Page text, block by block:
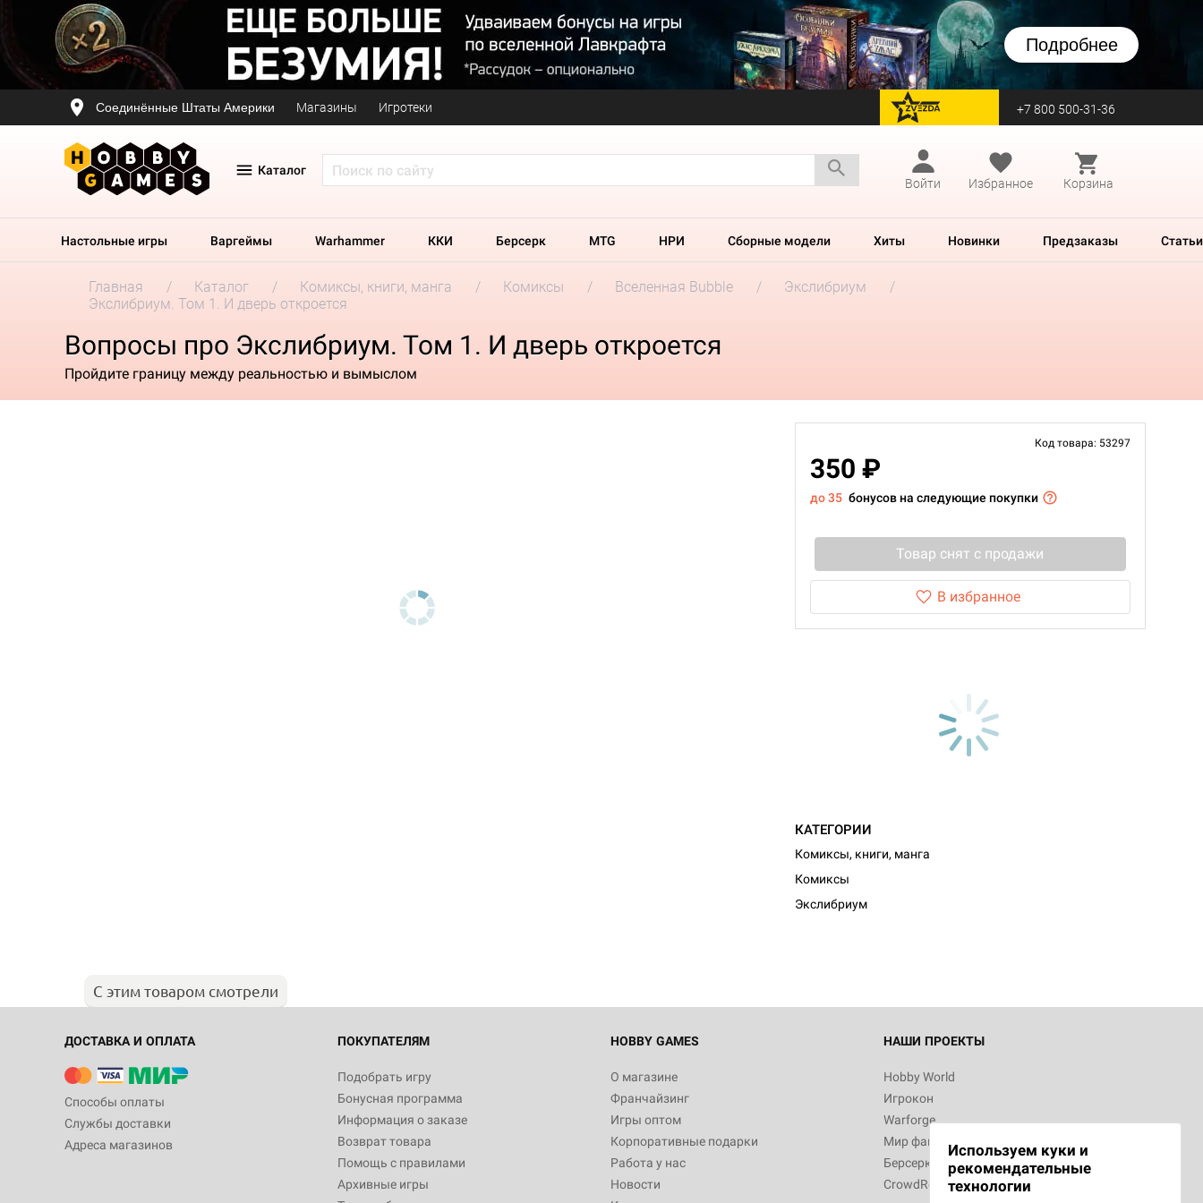
Подробнее
Соединённые Штаты Америки Магазины Игротеки перейти на Zvezda +7 800 500-31-36
Каталог
Войти
Избранное Корзина
Настольные игры Варгеймы Warhammer ККИ Берсерк MTG НРИ Сборные модели Хиты Новинки Предзаказы Статьи
Главная Каталог Комиксы, книги, манга Комиксы Вселенная Bubble
Экслибриум
Экслибриум. Том 1. И дверь откроется
Вопросы про Экслибриум. Том 1. И дверь откроется
Пройдите границу между реальностью и вымыслом
Код товара: 53297
350 ₽
до 35 бонусов на следующие покупки
Товар снят с продажи
В избранное
КАТЕГОРИИ
Комиксы, книги, манга
Комиксы
Экслибриум
С этим товаром смотрели
ДОСТАВКА И ОПЛАТА
Способы оплаты
Службы доставки
Адреса магазинов
ПОКУПАТЕЛЯМ
Подобрать игру
Бонусная программа
Информация о заказе
Возврат товара
Помощь с правилами
Архивные игры
HOBBY GAMES
О магазине
Франчайзинг
Игры оптом
Корпоративные подарки
Работа у нас
Новости
НАШИ ПРОЕКТЫ
Hobby World
Игрокон
Warforge
Мир фантастики
Берсерк
CrowdRepublic
Используем куки и
рекомендательные
технологии